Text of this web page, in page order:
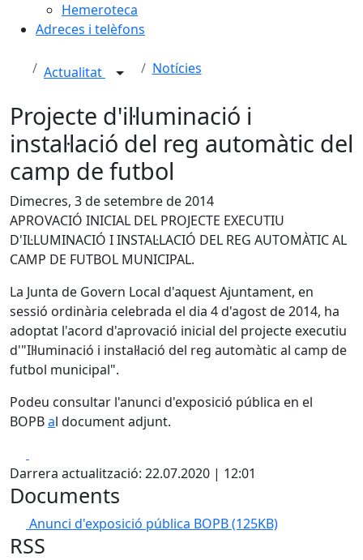
Hemeroteca
Adreces i telèfons
Actualitat Notícies
Projecte d'il·luminació i
instal·lació del reg automàtic del
camp de futbol
Dimecres, 3 de setembre de 2014
APROVACIÓ INICIAL DEL PROJECTE EXECUTIU
D'IL·LUMINACIÓ I INSTAL·LACIÓ DEL REG AUTOMÀTIC AL
CAMP DE FUTBOL MUNICIPAL.
La Junta de Govern Local d'aquest Ajuntament, en
sessió ordinària celebrada el dia 4 d'agost de 2014, ha
adoptat l'acord d'aprovació inicial del projecte executiu
d'"Il·luminació i instal·lació del reg automàtic al camp de
futbol municipal".
Podeu consultar l'anunci d'exposició pública en el
BOPBal document adjunt.
Darrera actualització: 22.07.2020 | 12:01
Documents
Anunci d'exposició pública BOPB(125KB)
RSS